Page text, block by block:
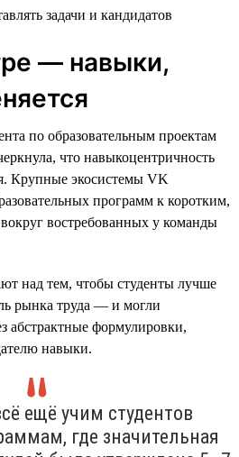
задачи и кандидатов
— навыки,
по образовательным проектам
что навыкоцентричность
Крупные экосистемы VK
программ к коротким,
востребованных у команды
над тем, чтобы студенты лучше
рынка труда — и могли
абстрактные формулировки,
навыки.
ещё учим студентов
где значительная